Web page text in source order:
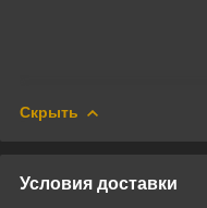
Скрыть
Условия доставки